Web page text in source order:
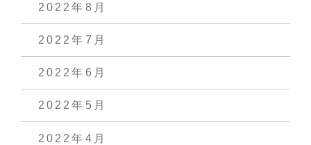
2022年8月
2022年7月
2022年6月
2022年5月
2022年4月